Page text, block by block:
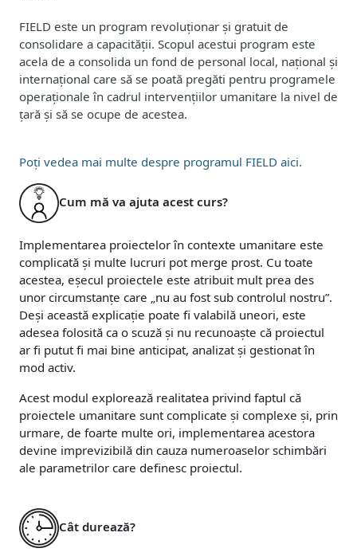
FIELD este un program revoluționar și gratuit de
consolidare a capacității. Scopul acestui program este
acela de a consolida un fond de personal local, național și
internațional care să se poată pregăti pentru programele
operaționale în cadrul intervențiilor umanitare la nivel de
țară și să se ocupe de acestea.
Poți vedea mai multe despre programul FIELD aici.
Cum mă va ajuta acest curs?
Implementarea proiectelor în contexte umanitare este
complicată și multe lucruri pot merge prost. Cu toate
acestea, eșecul proiectele este atribuit mult prea des
unor circumstanțe care „nu au fost sub controlul nostru”.
Deși această explicație poate fi valabilă uneori, este
adesea folosită ca o scuză și nu recunoaște că proiectul
ar fi putut fi mai bine anticipat, analizat și gestionat în
mod activ.
Acest modul explorează realitatea privind faptul că
proiectele umanitare sunt complicate și complexe și, prin
urmare, de foarte multe ori, implementarea acestora
devine imprevizibilă din cauza numeroaselor schimbări
ale parametrilor care definesc proiectul.
Cât durează?